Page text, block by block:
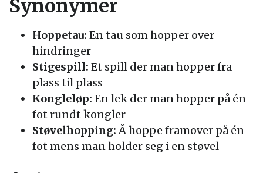
Synonymer
Hoppetau: En tau som hopper over
hindringer
Stigespill: Et spill der man hopper fra
plass til plass
Kongleløp: En lek der man hopper på én
fot rundt kongler
Støvelhopping:Å hoppe framover på én
fot mens man holder seg i en støvel